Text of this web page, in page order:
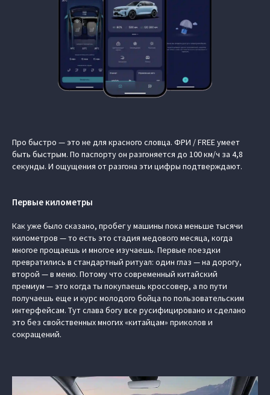
Про быстро — это не для красного словца. ФРИ / FREE умеет
быть быстрым. По паспорту он разгоняется до 100 км/ч за 4,8
секунды. И ощущения от разгона эти цифры подтверждают.
Первые километры
Как уже было сказано, пробег у машины пока меньше тысячи
километров — то есть это стадия медового месяца, когда
многое прощаешь и многое изучаешь. Первые поездки
превратились в стандартный ритуал: один глаз — на дорогу,
второй — в меню. Потому что современный китайский
премиум — это когда ты покупаешь кроссовер, а по пути
получаешь еще и курс молодого бойца по пользовательским
интерфейсам. Тут слава богу все русифицировано и сделано
это без свойственных многих «китайцам» приколов и
сокращений.